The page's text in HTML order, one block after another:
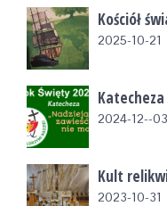
Kościół
2025-10-21
Katecheza
2024-12--03
Kult
2023-10-31